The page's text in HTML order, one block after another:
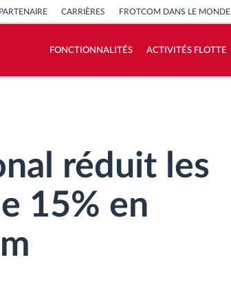
CARRIÈRES FROTCOM DANS LE MONDE
FONCTIONNALITÉS ACTIVITÉS FLOTTE
réduit les
15% en